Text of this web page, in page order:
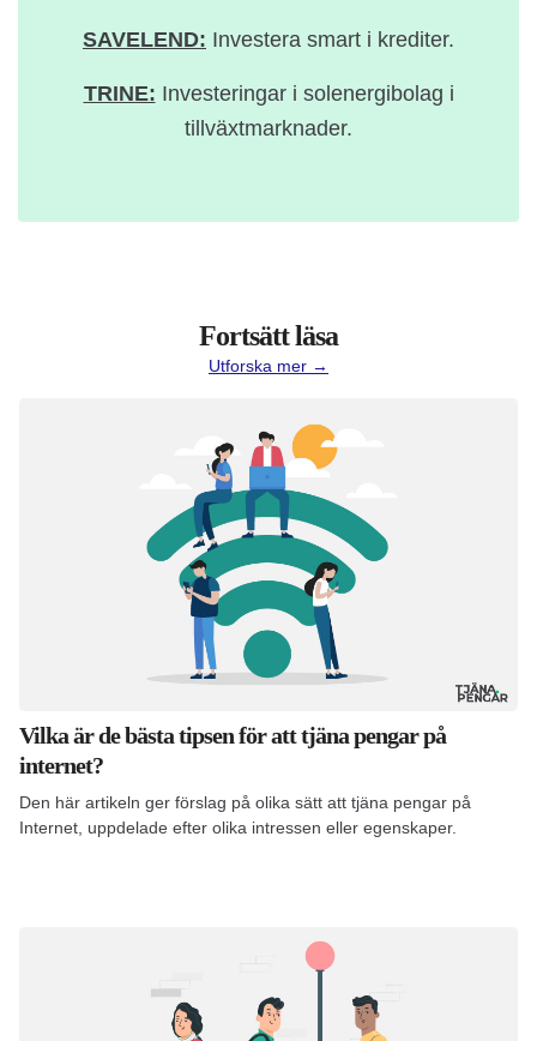
SAVELEND: Investera smart i krediter.
TRINE: Investeringar i solenergibolag i
tillväxtmarknader.
Fortsätt läsa
Utforska mer →
Vilka är de bästa tipsen för att tjäna pengar på
internet?
Den här artikeln ger förslag på olika sätt att tjäna pengar på
Internet, uppdelade efter olika intressen eller egenskaper.